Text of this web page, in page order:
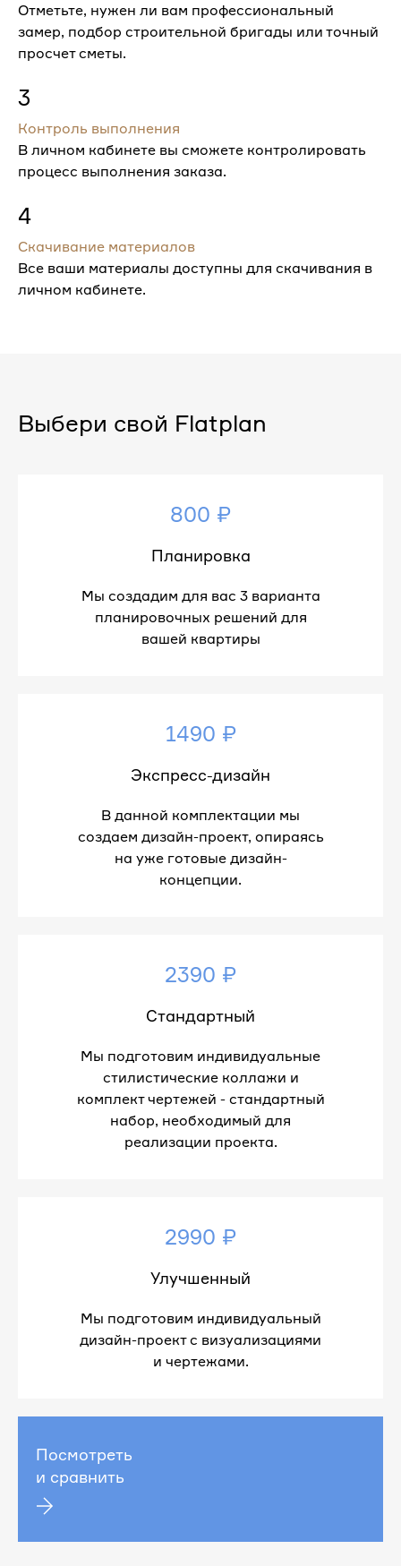
Отметьте, нужен ли вам профессиональный
замер, подбор строительной бригады или точный
просчет сметы.
3
Контроль выполнения
В личном кабинете вы сможете контролировать
процесс выполнения заказа.
4
Скачивание материалов
Все ваши материалы доступны для скачивания в
личном кабинете.
Выбери свой Flatplan
800 ₽
Планировка
Мы создадим для вас 3 варианта
планировочных решений для
вашей квартиры
1490 ₽
Экспресс-дизайн
В данной комплектации мы
создаем дизайн-проект, опираясь
на уже готовые дизайн-
концепции.
2390 ₽
Стандартный
Мы подготовим индивидуальные
стилистические коллажи и
комплект чертежей - стандартный
набор, необходимый для
реализации проекта.
2990 ₽
Улучшенный
Мы подготовим индивидуальный
дизайн-проект с визуализациями
и чертежами.
Посмотреть
и сравнить